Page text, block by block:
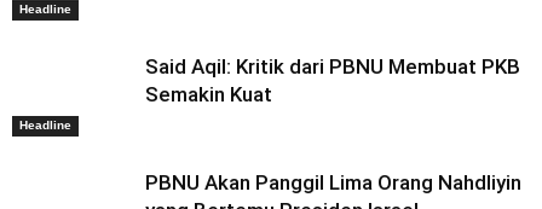
Headline
Headline
Said Aqil: Kritik dari PBNU Membuat PKB
Semakin Kuat
PBNU Akan Panggil Lima Orang Nahdliyin